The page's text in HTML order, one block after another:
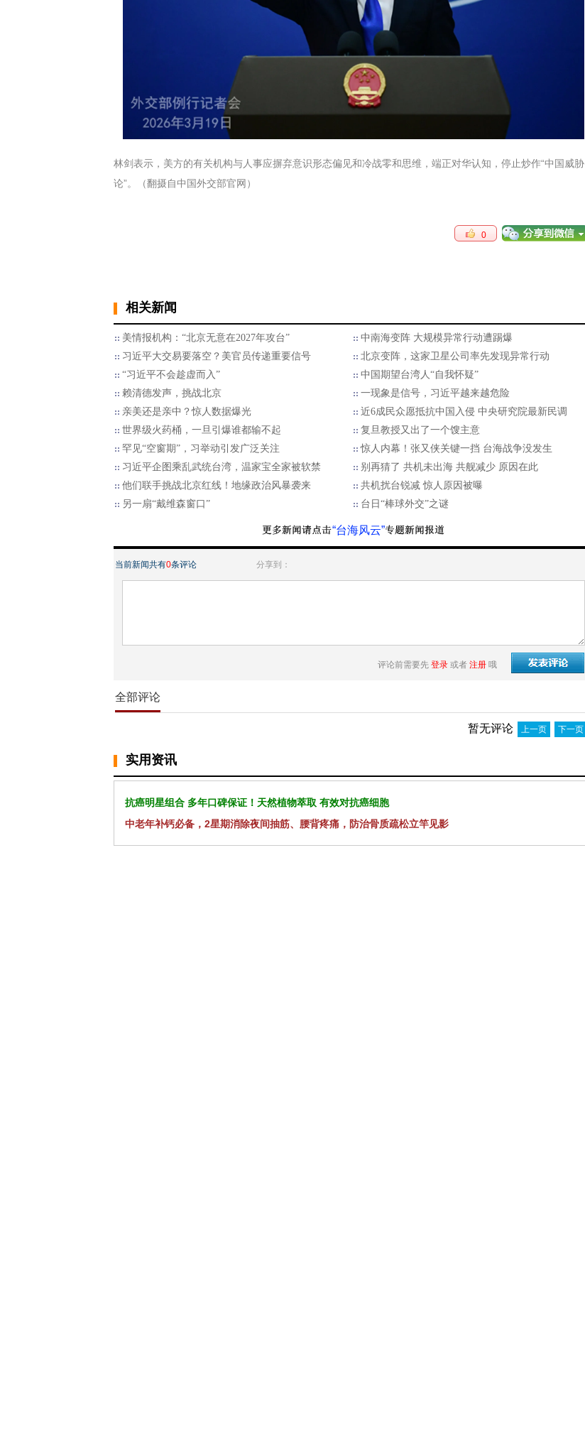
林剑表示，美方的有关机构与人事应摒弃意识形态偏见和冷战零和思维，端正对华认知，停止炒作“中国威胁
论”。（翻摄自中国外交部官网）
0
相关新闻
美情报机构：“北京无意在2027年攻台”
中南海变阵 大规模异常行动遭踢爆
习近平大交易要落空？美官员传递重要信号
北京变阵，这家卫星公司率先发现异常行动
“习近平不会趁虚而入”
中国期望台湾人“自我怀疑”
赖清德发声，挑战北京
一现象是信号，习近平越来越危险
亲美还是亲中？惊人数据爆光
近6成民众愿抵抗中国入侵 中央研究院最新民调
世界级火药桶，一旦引爆谁都输不起
复旦教授又出了一个馊主意
罕见“空窗期”，习举动引发广泛关注
惊人内幕！张又侠关键一挡 台海战争没发生
习近平企图乘乱武统台湾，温家宝全家被软禁
别再猜了 共机未出海 共舰减少 原因在此
他们联手挑战北京红线！地缘政治风暴袭来
共机扰台锐减 惊人原因被曝
另一扇“戴维森窗口”
台日“棒球外交”之谜
“台海风云”
当前新闻共有0条评论 分享到：
评论前需要先 登录 或者 注册 哦
全部评论
暂无评论 上一页 下一页
实用资讯
抗癌明星组合 多年口碑保证！天然植物萃取 有效对抗癌细胞
中老年补钙必备，2星期消除夜间抽筋、腰背疼痛，防治骨质疏松立竿见影